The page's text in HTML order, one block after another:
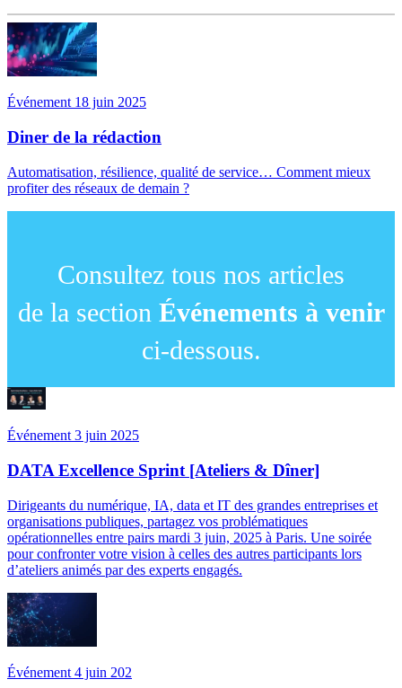
Événement 18 juin 2025
Diner de la rédaction
Automatisation, résilience, qualité de service… Comment mieux
profiter des réseaux de demain ?
Consultez tous nos articles
de la section Événements à venir
ci-dessous.
Événement 3 juin 2025
DATA Excellence Sprint [Ateliers & Dîner]
Dirigeants du numérique, IA, data et IT des grandes entreprises et
organisations publiques, partagez vos problématiques
opérationnelles entre pairs mardi 3 juin, 2025 à Paris. Une soirée
pour confronter votre vision à celles des autres participants lors
d’ateliers animés par des experts engagés.
Événement 4 juin 202